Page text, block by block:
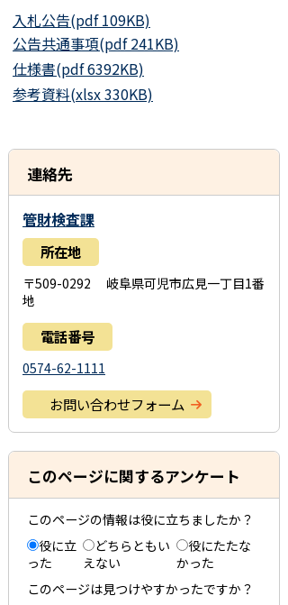
入札公告(pdf 109KB)
公告共通事項(pdf 241KB)
仕様書(pdf 6392KB)
参考資料(xlsx 330KB)
連絡先
管財検査課
所在地
〒509-0292 岐阜県可児市広見一丁目1番
地
電話番号
0574-62-1111
お問い合わせフォーム
このページに関するアンケート
このページの情報は役に立ちましたか？
役に立
った
どちらともい
えない
役にたたな
かった
このページは見つけやすかったですか？